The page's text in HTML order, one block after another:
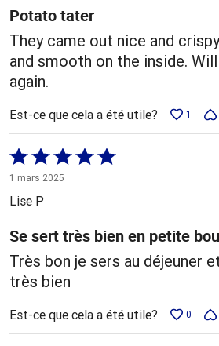
Potato tater
They came out nice and
and smooth on the inside.
again.
Est-ce que cela a été utile? 1
Coté
5 sur
5
1 mars 2025
Lise P
Se sert très bien en petite
Très bon je sers au déjeuner
très bien
Est-ce que cela a été utile? 0